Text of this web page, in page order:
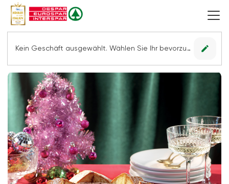
Kein Geschäft ausgewählt. Wählen Sie Ihr bevorzugtes Geschäft, um alle Angebote sehen zu können. edit